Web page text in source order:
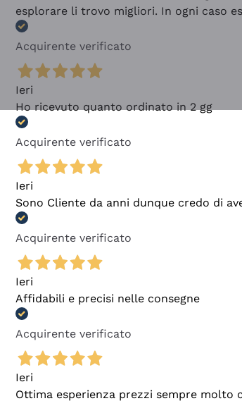
esplorare li trovo migliori. In ogni caso
Acquirente verificato
Ieri
Ho ricevuto quanto ordinato in 2 gg
Acquirente verificato
Ieri
Sono Cliente da anni dunque credo di
Acquirente verificato
Ieri
Affidabili e precisi nelle consegne
Acquirente verificato
Ieri
Ottima esperienza prezzi sempre molto